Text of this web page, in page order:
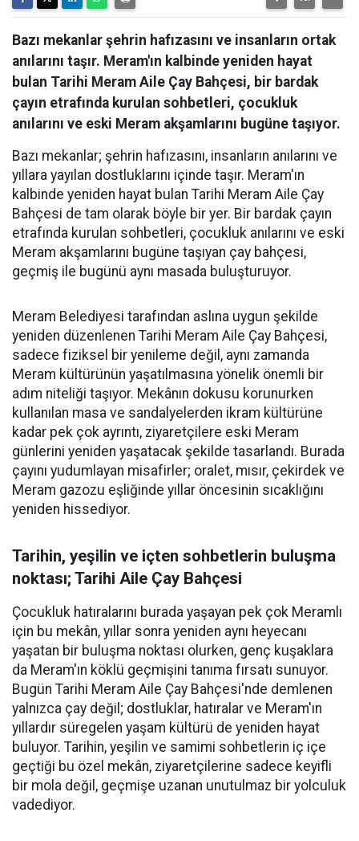
Bazı mekanlar şehrin hafızasını ve insanların ortak
anılarını taşır. Meram'ın kalbinde yeniden hayat
bulan Tarihi Meram Aile Çay Bahçesi, bir bardak
çayın etrafında kurulan sohbetleri, çocukluk
anılarını ve eski Meram akşamlarını bugüne taşıyor.
Bazı mekanlar; şehrin hafızasını, insanların anılarını ve
yıllara yayılan dostluklarını içinde taşır. Meram'ın
kalbinde yeniden hayat bulan Tarihi Meram Aile Çay
Bahçesi de tam olarak böyle bir yer. Bir bardak çayın
etrafında kurulan sohbetleri, çocukluk anılarını ve eski
Meram akşamlarını bugüne taşıyan çay bahçesi,
geçmiş ile bugünü aynı masada buluşturuyor.
Meram Belediyesi tarafından aslına uygun şekilde
yeniden düzenlenen Tarihi Meram Aile Çay Bahçesi,
sadece fiziksel bir yenileme değil, aynı zamanda
Meram kültürünün yaşatılmasına yönelik önemli bir
adım niteliği taşıyor. Mekânın dokusu korunurken
kullanılan masa ve sandalyelerden ikram kültürüne
kadar pek çok ayrıntı, ziyaretçilere eski Meram
günlerini yeniden yaşatacak şekilde tasarlandı. Burada
çayını yudumlayan misafirler; oralet, mısır, çekirdek ve
Meram gazozu eşliğinde yıllar öncesinin sıcaklığını
yeniden hissediyor.
Tarihin, yeşilin ve içten sohbetlerin buluşma
noktası; Tarihi Aile Çay Bahçesi
Çocukluk hatıralarını burada yaşayan pek çok Meramlı
için bu mekân, yıllar sonra yeniden aynı heyecanı
yaşatan bir buluşma noktası olurken, genç kuşaklara
da Meram'ın köklü geçmişini tanıma fırsatı sunuyor.
Bugün Tarihi Meram Aile Çay Bahçesi'nde demlenen
yalnızca çay değil; dostluklar, hatıralar ve Meram'ın
yıllardır süregelen yaşam kültürü de yeniden hayat
buluyor. Tarihin, yeşilin ve samimi sohbetlerin iç içe
geçtiği bu özel mekân, ziyaretçilerine sadece keyifli
bir mola değil, geçmişe uzanan unutulmaz bir yolculuk
vadediyor.